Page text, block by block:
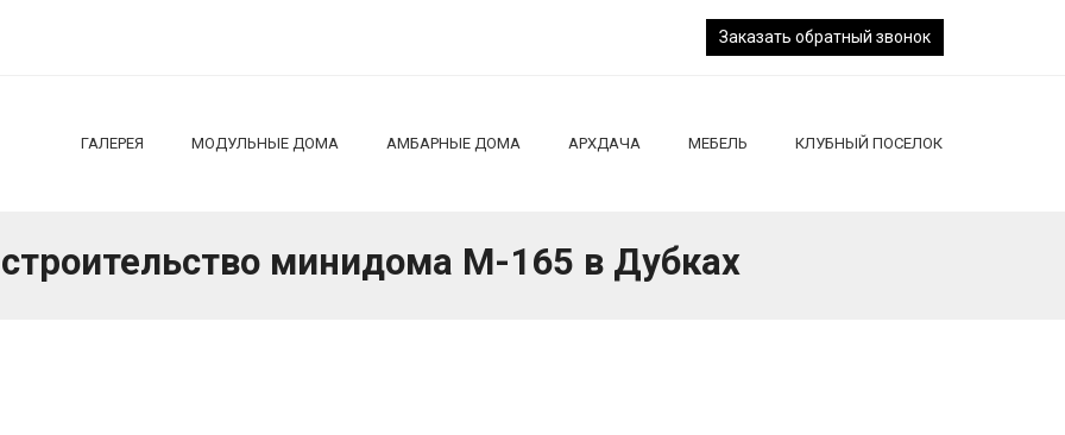
Заказать обратный звонок
ГАЛЕРЕЯ МОДУЛЬНЫЕ ДОМА АМБАРНЫЕ ДОМА АРХДАЧА МЕБЕЛЬ КЛУБНЫЙ ПОСЕЛОК
минидома М-165 в Дубках